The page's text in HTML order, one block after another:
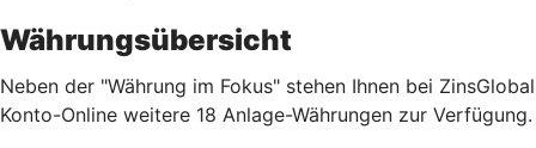
Währungsübersicht
Neben der "Währung im Fokus" stehen Ihnen bei ZinsGlobal
Konto-Online weitere 18 Anlage-Währungen zur Verfügung.